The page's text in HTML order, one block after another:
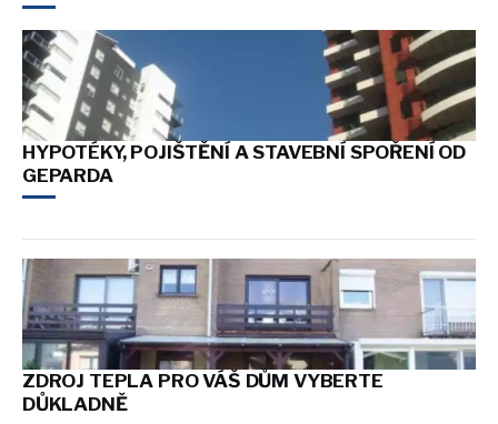
HYPOTÉKY, POJIŠTĚNÍ A STAVEBNÍ SPOŘENÍ OD
GEPARDA
ZDROJ TEPLA PRO VÁŠ DŮM VYBERTE
DŮKLADNĚ